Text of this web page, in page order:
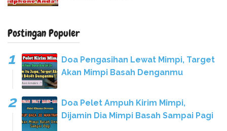
Postingan Populer
Doa Pengasihan Lewat Mimpi, Target
Akan Mimpi Basah Denganmu
Doa Pelet Ampuh Kirim Mimpi,
Dijamin Dia Mimpi Basah Sampai Pagi